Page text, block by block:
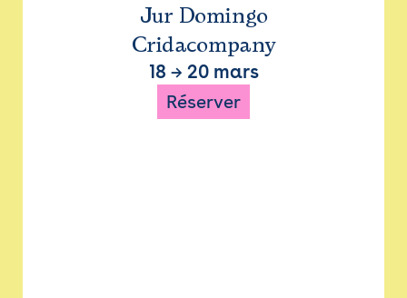
Jur Domingo
Cridacompany
18 → 20 mars
Réserver